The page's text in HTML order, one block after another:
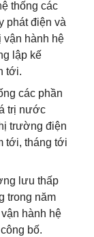
thống các
phát điện và
hành hệ
lập kế
tới.
các phần
trị nước
trường điện
tới, tháng tới
lưu thấp
trong năm
hành hệ
bố.